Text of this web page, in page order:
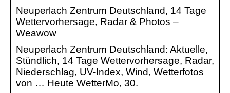
Neuperlach Zentrum Deutschland, 14 Tage
Wettervorhersage, Radar & Photos –
Weawow
Neuperlach Zentrum Deutschland: Aktuelle,
Stündlich, 14 Tage Wettervorhersage, Radar,
Niederschlag, UV-Index, Wind, Wetterfotos
von … Heute WetterMo, 30.